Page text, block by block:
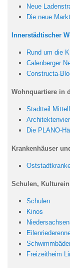
Neue
Die neue
Innerstädtischer
Rund um die
Calenberger
Constructa-
Wohnquartiere in
Stadtteil
Die PLANO-
Krankenhäuser
Schulen,
Schulen
Kinos
Freizeitheim